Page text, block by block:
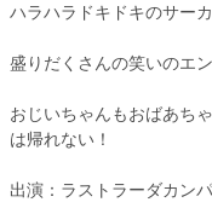
ハラハラドキドキのサー
盛りだくさんの笑いのエ
おじいちゃんもおばあち
は帰れない！
出演：ラストラーダカン